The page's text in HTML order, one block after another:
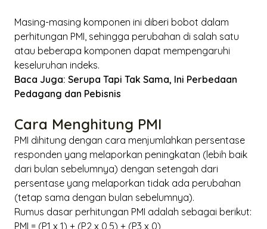
Masing-masing komponen ini diberi bobot dalam
perhitungan PMI, sehingga perubahan di salah satu
atau beberapa komponen dapat mempengaruhi
keseluruhan indeks.
Baca Juga: Serupa Tapi Tak Sama, Ini Perbedaan
Pedagang dan Pebisnis
Cara Menghitung PMI
PMI dihitung dengan cara menjumlahkan persentase
responden yang melaporkan peningkatan (lebih baik
dari bulan sebelumnya) dengan setengah dari
persentase yang melaporkan tidak ada perubahan
(tetap sama dengan bulan sebelumnya).
Rumus dasar perhitungan PMI adalah sebagai berikut:
PMI = (P1 x 1) + (P2 x 0,5) + (P3 x 0)